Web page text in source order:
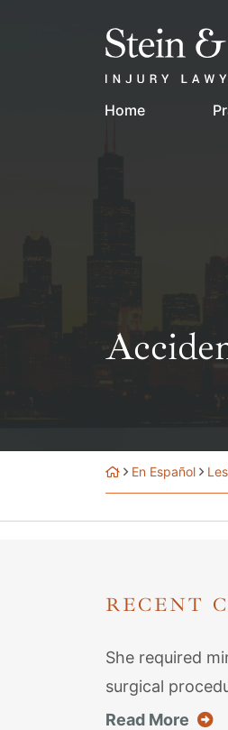
Return home
Home
En Español
RECENT
She required
surgical
Read More